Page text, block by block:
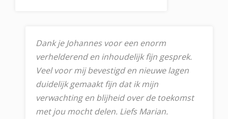
Dank je Johannes voor een enorm
verhelderend en inhoudelijk fijn gesprek.
Veel voor mij bevestigd en nieuwe lagen
duidelijk gemaakt fijn dat ik mijn
verwachting en blijheid over de toekomst
met jou mocht delen. Liefs Marian.